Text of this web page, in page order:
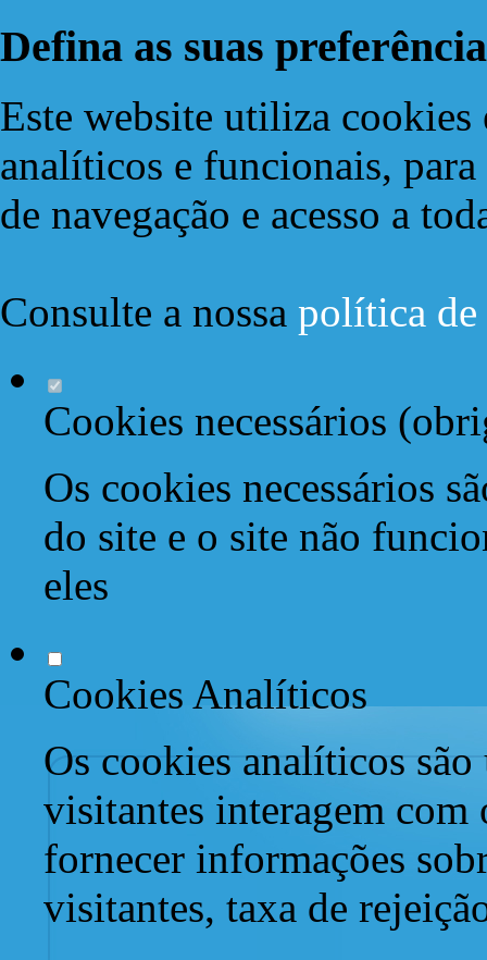
Defina as suas
Este website utiliza cookies
analíticos e funcionais,
de navegação e acesso a
Consulte a nossa política de
Cookies necessários
Os cookies necessários
do site e o site não
eles
Cookies Analíticos
Os cookies analíticos são
visitantes interagem com
fornecer informações
visitantes, taxa de